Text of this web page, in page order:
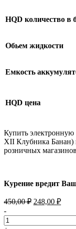
HQD количество в
Обьем жидкости
Емкость
HQD цена
Купить
XII Клубника Банан)
розничных
Курение вредит
450,00₽
составляла
450,00 ₽.
248,00 ₽
-